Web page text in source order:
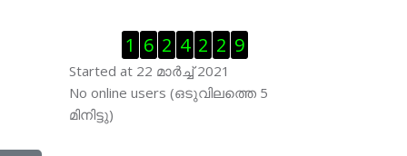
Skip Visitor Counter
1 6 2 4 2 2 9
Started at 22 മാര്‍ച്ച് 2021
Skip ഓണ്‍ലയിന്‍ ഉപഭൊക്താക്കള്‍
No online users (ഒടുവിലത്തെ 5
മിനിട്ടു)